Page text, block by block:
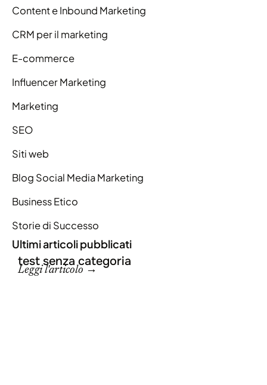
Content e Inbound Marketing
CRM per il marketing
E-commerce
Influencer Marketing
Marketing
SEO
Siti web
Blog Social Media Marketing
Business Etico
Storie di Successo
Ultimi articoli pubblicati
test senza categoria
Leggi l'articolo →